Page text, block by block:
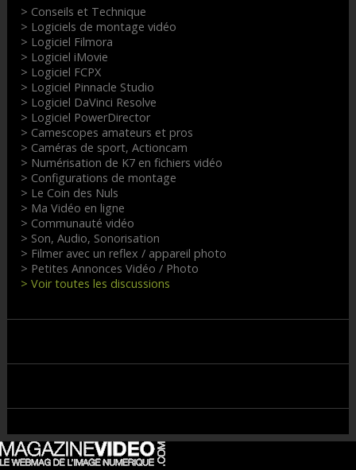
> Conseils et Technique
> Logiciels de montage vidéo
> Logiciel Filmora
> Logiciel iMovie
> Logiciel FCPX
> Logiciel Pinnacle Studio
> Logiciel DaVinci Resolve
> Logiciel PowerDirector
> Camescopes amateurs et pros
> Caméras de sport, Actioncam
> Numérisation de K7 en fichiers vidéo
> Configurations de montage
> Le Coin des Nuls
> Ma Vidéo en ligne
> Communauté vidéo
> Son, Audio, Sonorisation
> Filmer avec un reflex / appareil photo
> Petites Annonces Vidéo / Photo
> Voir toutes les discussions